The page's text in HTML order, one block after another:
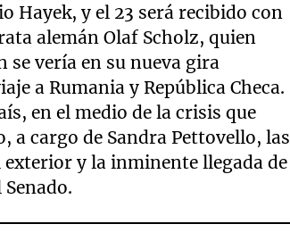
Hayek, y el 23 será recibido con
alemán Olaf Scholz, quien
vería en su nueva gira
a Rumania y República Checa.
en el medio de la crisis que
a cargo de Sandra Pettovello, las
y la inminente llegada de